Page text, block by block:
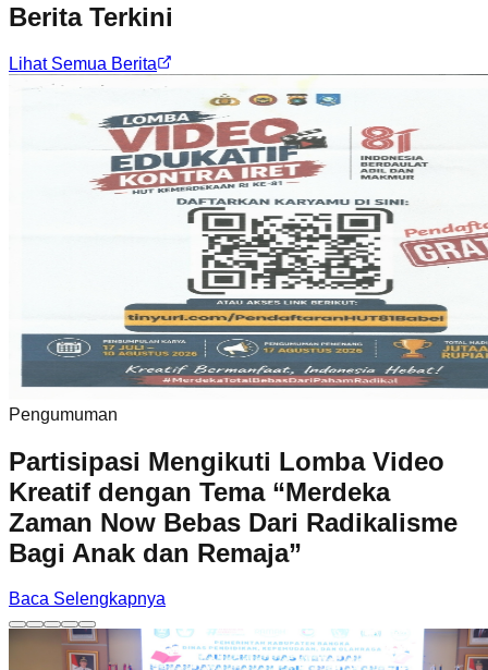
Berita Terkini
Lihat Semua Berita
Pengumuman
Partisipasi Mengikuti Lomba Video
Kreatif dengan Tema “Merdeka
Zaman Now Bebas Dari Radikalisme
Bagi Anak dan Remaja”
Baca Selengkapnya